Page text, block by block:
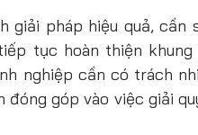
pháp hiệu quả, cần
tục hoàn thiện
nghiệp cần có trách
góp vào việc giải